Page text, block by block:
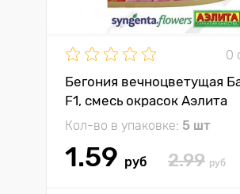
0
Бегония вечноцветущая
F1, смесь окрасок Аэлита
Кол-во в упаковке: 5 шт
1.59 руб 2.99 руб